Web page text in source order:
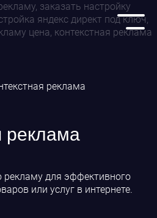
реклама
реклама
рекламу для эффективного
или услуг в интернете.